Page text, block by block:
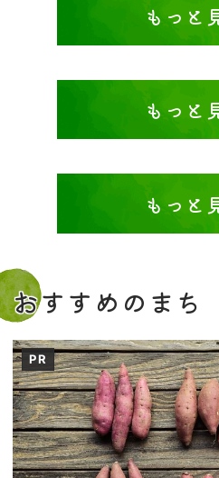
もっと
もっと
もっと
おすすめのまち
PR